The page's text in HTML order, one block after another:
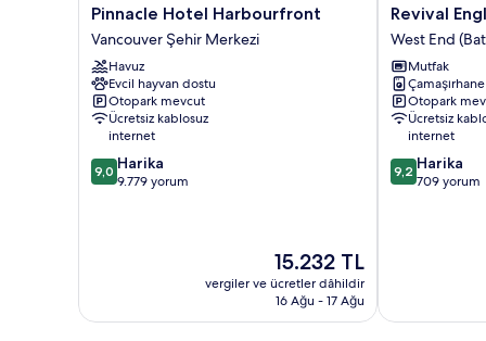
Pinnacle
Hotel
Harbourfront
Vancouver
Şehir
Merkezi
Pinnacle Hotel Harbourfront
Vancouver Şehir Merkezi
Havuz
Evcil hayvan dostu
Otopark mevcut
Ücretsiz kablosuz
internet
10
üzerinden
9,0 Harika
9.779 yorum
Güncel
fiyat:
15.232 TL
15.232 TL
vergiler ve ücretler dâhildir
16 Ağu - 17 Ağu
Revival
English
Bay,
Vancouver
West
End
(Batı
Revival
West End
Mutfak
Çamaşırhane
Otopark
Ücretsiz
internet
10
üzerinden
9,2 Harika
709 yorum